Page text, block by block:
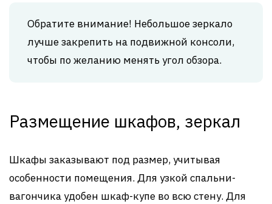
Обратите внимание! Небольшое зеркало
лучше закрепить на подвижной консоли,
чтобы по желанию менять угол обзора.
Размещение шкафов, зеркал
Шкафы заказывают под размер, учитывая
особенности помещения. Для узкой спальни-
вагончика удобен шкаф-купе во всю стену. Для